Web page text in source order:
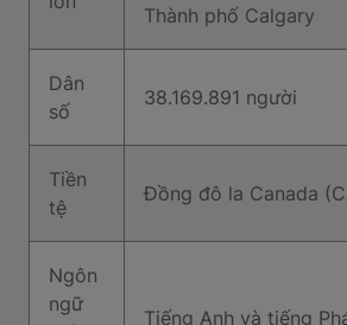
Thành phố Calgary
Dân
số
38.169.891 người
Tiền
tệ
Đồng đô la Canada
Ngôn
ngữ
Tiếng Anh và tiếng